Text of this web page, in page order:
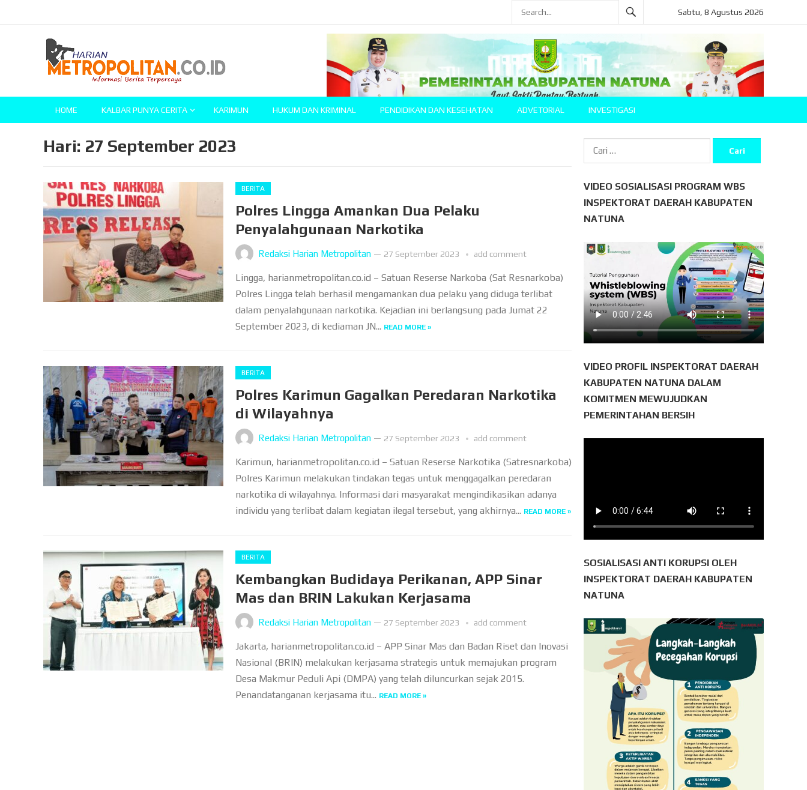
Sabtu, 8 Agustus 2026
HOME KALBAR PUNYA CERITA KARIMUN HUKUM DAN KRIMINAL PENDIDIKAN DAN KESEHATAN ADVETORIAL INVESTIGASI
Hari: 27 September 2023
BERITA
Polres Lingga Amankan Dua Pelaku
Penyalahgunaan Narkotika
Redaksi Harian Metropolitan — 27 September 2023 add comment
Lingga, harianmetropolitan.co.id – Satuan Reserse Narkoba (Sat Resnarkoba)
Polres Lingga telah berhasil mengamankan dua pelaku yang diduga terlibat
dalam penyalahgunaan narkotika. Kejadian ini berlangsung pada Jumat 22
September 2023, di kediaman JN... READ MORE »
BERITA
Polres Karimun Gagalkan Peredaran Narkotika
di Wilayahnya
Redaksi Harian Metropolitan — 27 September 2023 add comment
Karimun, harianmetropolitan.co.id – Satuan Reserse Narkotika (Satresnarkoba)
Polres Karimun melakukan tindakan tegas untuk menggagalkan peredaran
narkotika di wilayahnya. Informasi dari masyarakat mengindikasikan adanya
individu yang terlibat dalam kegiatan ilegal tersebut, yang akhirnya... READ MORE »
BERITA
Kembangkan Budidaya Perikanan, APP Sinar
Mas dan BRIN Lakukan Kerjasama
Redaksi Harian Metropolitan — 27 September 2023 add comment
Jakarta, harianmetropolitan.co.id – APP Sinar Mas dan Badan Riset dan Inovasi
Nasional (BRIN) melakukan kerjasama strategis untuk memajukan program
Desa Makmur Peduli Api (DMPA) yang telah diluncurkan sejak 2015.
Penandatanganan kerjasama itu... READ MORE »
Cari
untuk:
VIDEO SOSIALISASI PROGRAM WBS
INSPEKTORAT DAERAH KABUPATEN
NATUNA
VIDEO PROFIL INSPEKTORAT DAERAH
KABUPATEN NATUNA DALAM
KOMITMEN MEWUJUDKAN
PEMERINTAHAN BERSIH
SOSIALISASI ANTI KORUPSI OLEH
INSPEKTORAT DAERAH KABUPATEN
NATUNA